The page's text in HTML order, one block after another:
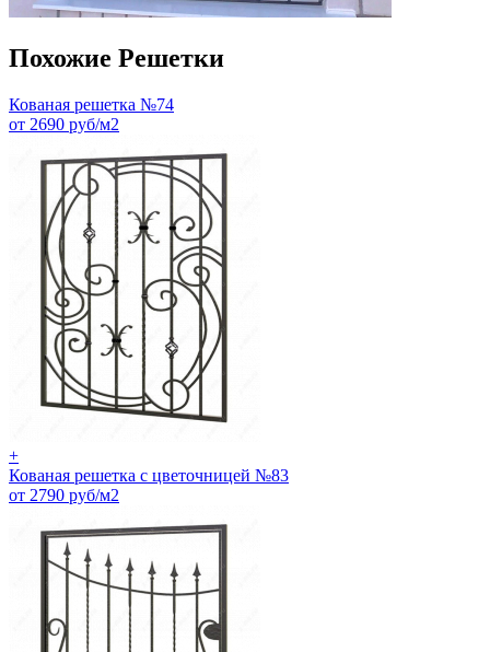
Похожие Решетки
Кованая решетка №74
от 2690 руб/м2
+
Кованая решетка с цветочницей №83
от 2790 руб/м2